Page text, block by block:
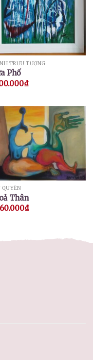
TRỪU TƯỢNG
Phố
₫
QUYỂN
Thân
₫